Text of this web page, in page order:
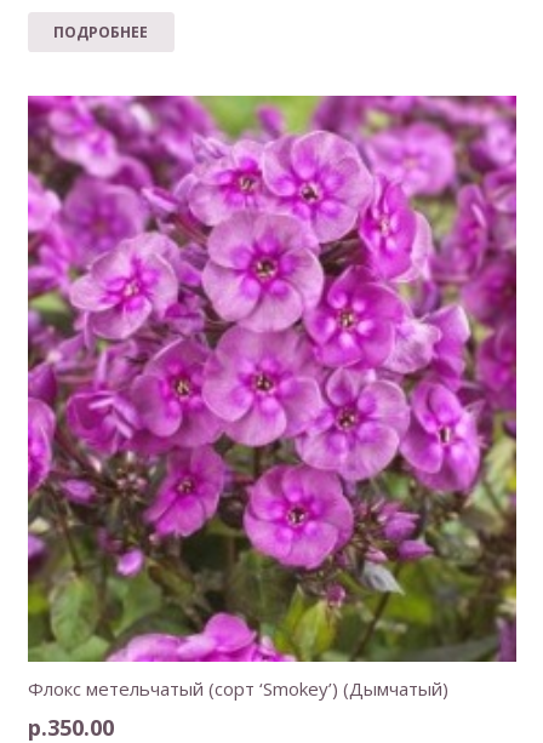
ПОДРОБНЕЕ
Флокс метельчатый (сорт ‘Smokey’) (Дымчатый)
р.350.00